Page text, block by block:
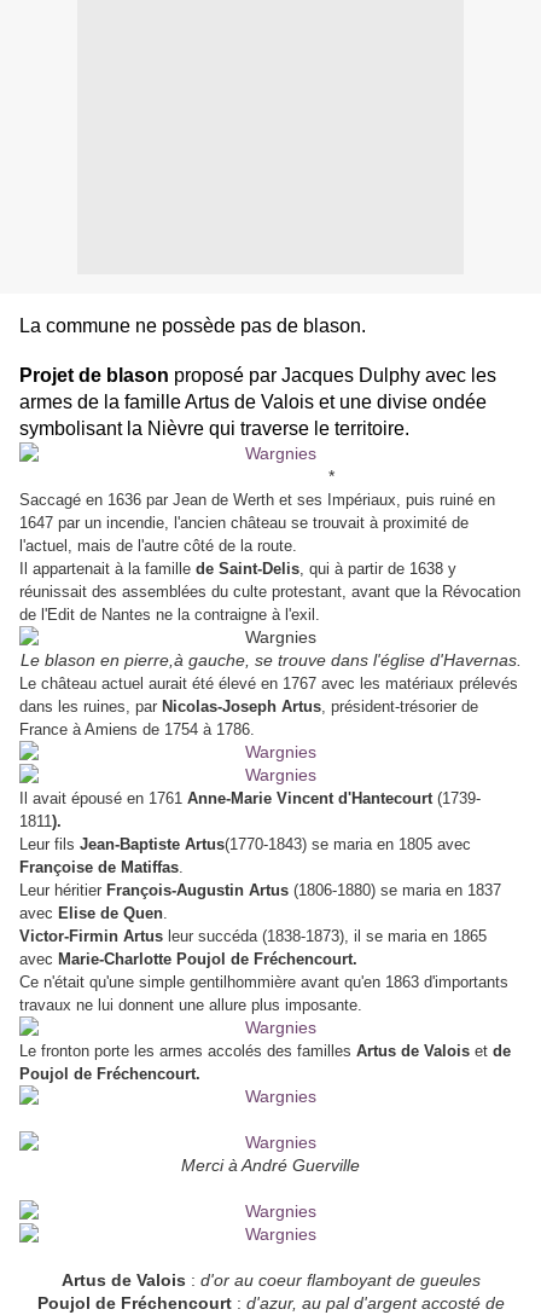
La commune ne possède pas de blason.
Projet de blason proposé par Jacques Dulphy avec les
armes de la famille Artus de Valois et une divise ondée
symbolisant la Nièvre qui traverse le territoire.
*
Saccagé en 1636 par Jean de Werth et ses Impériaux, puis ruiné en
1647 par un incendie, l'ancien château se trouvait à proximité de
l'actuel, mais de l'autre côté de la route.
Il appartenait à la famille de Saint-Delis, qui à partir de 1638 y
réunissait des assemblées du culte protestant, avant que la Révocation
de l'Edit de Nantes ne la contraigne à l'exil.
Le blason en pierre,à gauche, se trouve dans l'église d'Havernas.
Le château actuel aurait été élevé en 1767 avec les matériaux prélevés
dans les ruines, par Nicolas-Joseph Artus, président-trésorier de
France à Amiens de 1754 à 1786.
Il avait épousé en 1761 Anne-Marie Vincent d'Hantecourt(1739-
1811).
Leur fils Jean-Baptiste Artus(1770-1843) se maria en 1805 avec
Françoise de Matiffas.
Leur héritier François-Augustin Artus (1806-1880) se maria en 1837
avec Elise de Quen.
Victor-Firmin Artus leur succéda (1838-1873), il se maria en 1865
avec Marie-Charlotte Poujol de Fréchencourt.
Ce n'était qu'une simple gentilhommière avant qu'en 1863 d'importants
travaux ne lui donnent une allure plus imposante.
Le fronton porte les armes accolés des familles Artus de Valois et de
Poujol de Fréchencourt.
Merci à André Guerville
Artus de Valois : d'or au coeur flamboyant de gueules
Poujol de Fréchencourt: d'azur, au pal d'argent accosté de